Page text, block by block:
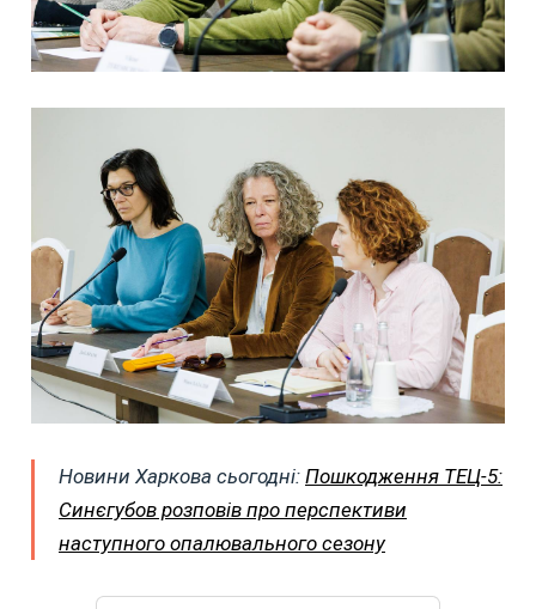
Новини Харкова сьогодні: Пошкодження ТЕЦ-5:
Синєгубов розповів про перспективи
наступного опалювального сезону